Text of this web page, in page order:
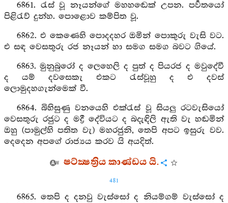
6861. රැස් වූ නෑයන්ගේ මහහඬෙක් උපන. පර්‍වතයෝ
පිළිරැව් දුන්හ. පොළොව කම්පිත වූ.
6862. එ කෙණෙහි පොදදහර ඔමින් පොකුරු වැසි වට.
එ සඳ වෙසතුරු රජ නෑයන් හා සමග සමග බවට ගියේ.
6863. මුනුබුරෝ ද ලෙහෙලි ද පුත් ද පියරජ ද මවුදේවී
ද යම් දවසෙකැ එකට රැස්වූහු ද එ දවස්
ලොමුදහගැන්මෙක් වී.
6864. බිහිසුණු වනයෙහි එක්රැස් වූ සියලු රටවැසියෝ
වෙසතුරු රජුට ද මද්‍රී දේවියට ද බදැඳිලි ඇති වැ හඬමින්
ඔහු (පාමුල්හි පතිත වැ) මහරජුනි, තෙපි අපට ඉසුරු වව.
දෙදෙන අපගේ රාජ්‍යය කරව යි අයදිත්.
ෂට්ක්‍ෂත්‍රිය කාණ්ඩය යි.
481
6865. තෙපි ද දනවු වැස්සෝ ද නියම්ගම් වැස්සෝ ද